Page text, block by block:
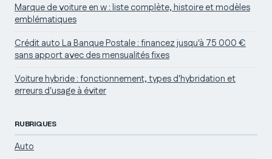
Marque de voiture en w : liste complète, histoire et modèles
emblématiques
Crédit auto La Banque Postale : financez jusqu'à 75 000 €
sans apport avec des mensualités fixes
Voiture hybride : fonctionnement, types d'hybridation et
erreurs d'usage à éviter
RUBRIQUES
Auto